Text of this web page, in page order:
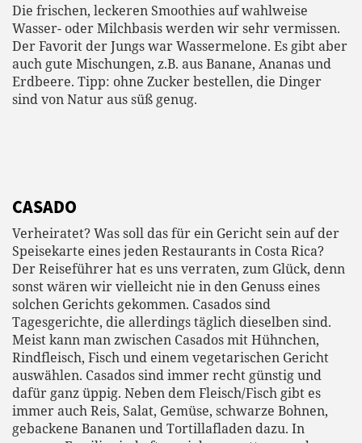
Die frischen, leckeren Smoothies auf wahlweise
Wasser- oder Milchbasis werden wir sehr vermissen.
Der Favorit der Jungs war Wassermelone. Es gibt aber
auch gute Mischungen, z.B. aus Banane, Ananas und
Erdbeere. Tipp: ohne Zucker bestellen, die Dinger
sind von Natur aus süß genug.
CASADO
Verheiratet? Was soll das für ein Gericht sein auf der
Speisekarte eines jeden Restaurants in Costa Rica?
Der Reiseführer hat es uns verraten, zum Glück, denn
sonst wären wir vielleicht nie in den Genuss eines
solchen Gerichts gekommen. Casados sind
Tagesgerichte, die allerdings täglich dieselben sind.
Meist kann man zwischen Casados mit Hühnchen,
Rindfleisch, Fisch und einem vegetarischen Gericht
auswählen. Casados sind immer recht günstig und
dafür ganz üppig. Neben dem Fleisch/Fisch gibt es
immer auch Reis, Salat, Gemüse, schwarze Bohnen,
gebackene Bananen und Tortillafladen dazu. In